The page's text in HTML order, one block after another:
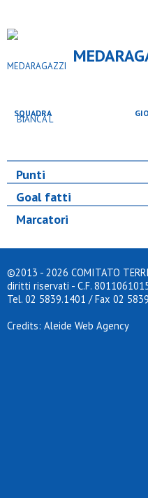
SQUADRA
Punti
Goal fatti
Marcatori
©2013 - 2026 COMITATO
diritti riservati - C.F.
Tel. 02 5839.1401 / Fax 02
Credits: Aleide Web Agency